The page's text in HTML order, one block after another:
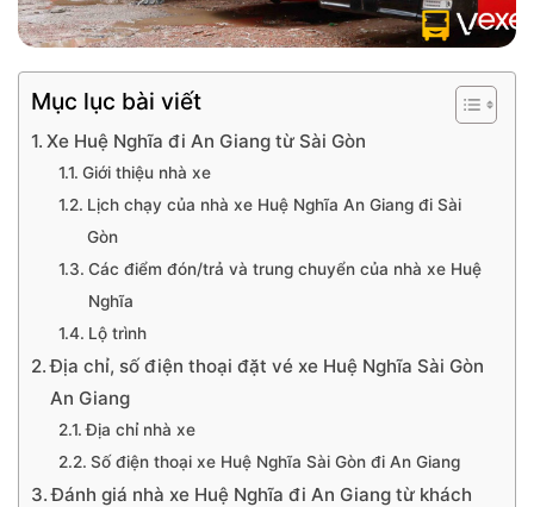
Mục lục bài viết
Xe Huệ Nghĩa đi An Giang từ Sài Gòn
Giới thiệu nhà xe
Lịch chạy của nhà xe Huệ Nghĩa An Giang đi Sài
Gòn
Các điểm đón/trả và trung chuyển của nhà xe Huệ
Nghĩa
Lộ trình
Địa chỉ, số điện thoại đặt vé xe Huệ Nghĩa Sài Gòn
An Giang
Địa chỉ nhà xe
Số điện thoại xe Huệ Nghĩa Sài Gòn đi An Giang
Đánh giá nhà xe Huệ Nghĩa đi An Giang từ khách